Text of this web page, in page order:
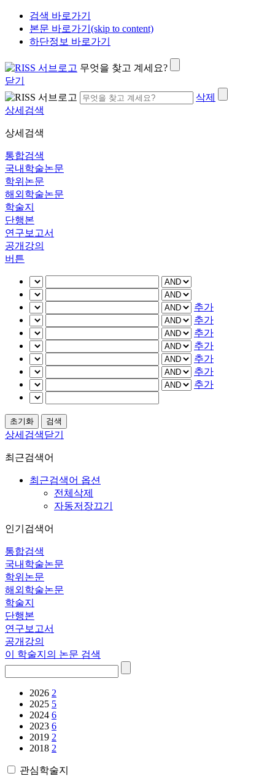
검색 바로가기
본문 바로가기(skip to content)
하단정보 바로가기
무엇을 찾고 계세요?
닫기
삭제
상세검색
상세검색
통합검색
국내학술논문
학위논문
해외학술논문
학술지
단행본
연구보고서
공개강의
버튼
추가
추가
추가
추가
추가
추가
추가
상세검색닫기
최근검색어
최근검색어 옵션
전체삭제
자동저장끄기
인기검색어
통합검색
국내학술논문
학위논문
해외학술논문
학술지
단행본
연구보고서
공개강의
이 학술지의 논문 검색
2026 2
2025 5
2024 6
2023 6
2019 2
2018 2
관심학술지